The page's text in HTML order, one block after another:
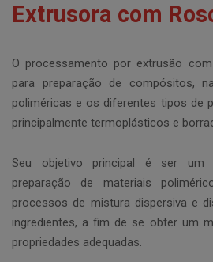
Extrusora com
O processamento por extrusão
para preparação de compósitos,
poliméricas e os diferentes tipos de
principalmente termoplásticos e
Seu objetivo principal é ser um
preparação de materiais
processos de mistura dispersiva e
ingredientes, a fim de se obter um
propriedades adequadas.